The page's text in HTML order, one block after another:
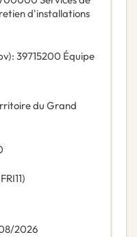
d'installations
): 39715200 Équipe
du Grand
FRI11)
2026